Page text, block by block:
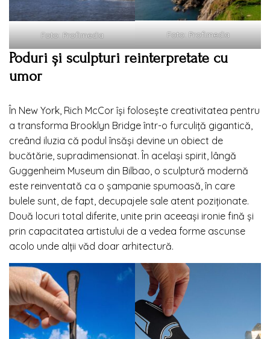
Foto: Profimedia Foto: Profimedia
Poduri și sculpturi reinterpretate cu
umor
În New York, Rich McCor își folosește creativitatea pentru
a transforma Brooklyn Bridge într-o furculiță gigantică,
creând iluzia că podul însăși devine un obiect de
bucătărie, supradimensionat. În același spirit, lângă
Guggenheim Museum din Bilbao, o sculptură modernă
este reinventată ca o șampanie spumoasă, în care
bulele sunt, de fapt, decupajele sale atent poziționate.
Două locuri total diferite, unite prin aceeași ironie fină și
prin capacitatea artistului de a vedea forme ascunse
acolo unde alții văd doar arhitectură.